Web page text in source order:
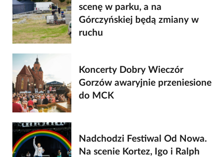
scenę w parku, a na
Górczyńskiej będą zmiany w
ruchu
Koncerty Dobry Wieczór
Gorzów awaryjnie przeniesione
do MCK
Nadchodzi Festiwal Od Nowa.
Na scenie Kortez, Igo i Ralph